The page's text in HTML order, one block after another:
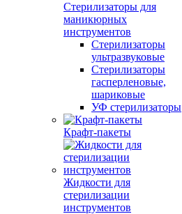
Стерилизаторы для
маникюрных
инструментов
Стерилизаторы
ультразвуковые
Стерилизаторы
гасперленовые,
шариковые
УФ стерилизаторы
Крафт-пакеты
Жидкости для
стерилизации
инструментов